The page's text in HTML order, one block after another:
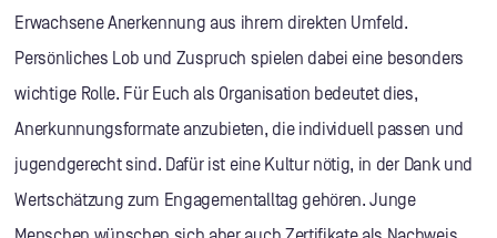
Erwachsene Anerkennung aus ihrem direkten Umfeld.
Persönliches Lob und Zuspruch spielen dabei eine besonders
wichtige Rolle. Für Euch als Organisation bedeutet dies,
Anerkunnungsformate anzubieten, die individuell passen und
jugendgerecht sind. Dafür ist eine Kultur nötig, in der Dank und
Wertschätzung zum Engagementalltag gehören. Junge